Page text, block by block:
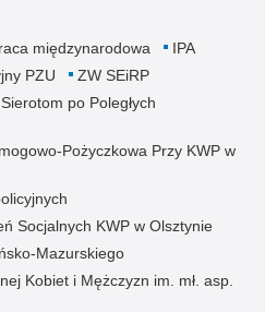
międzynarodowa
IPA
PZU
ZW SEiRP
po Poległych
Pożyczkowa Przy KWP w
Socjalnych KWP w Olsztynie
Mazurskiego
Kobiet i Mężczyzn im. mł. asp.